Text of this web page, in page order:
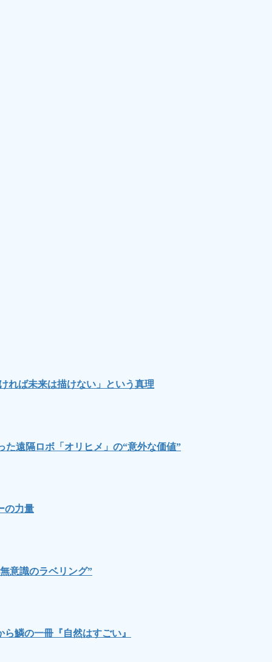
れば未来は描けない」という真理
遠隔ロボ「オリヒメ」の“意外な価値”
の力量
意識のラベリング”
鱗の一冊『自然はすごい』